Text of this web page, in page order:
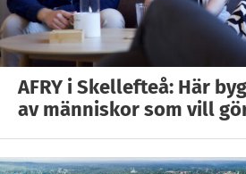
AFRY i Skellefteå: Här
av människor som vill